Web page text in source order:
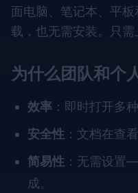
面电脑、笔记本、平
载，也无需安装。只需
为什么团队和个
效率 ：即时打开多
安全性 ：文档在查
简易性 ：无需设置
成。